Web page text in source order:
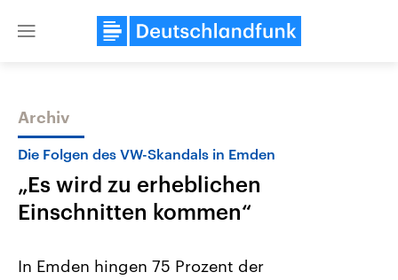
Close
Themen
Archiv
Die Folgen des VW-Skandals in Emden
„Es wird zu erheblichen
Einschnitten kommen“
In Emden hingen 75 Prozent der